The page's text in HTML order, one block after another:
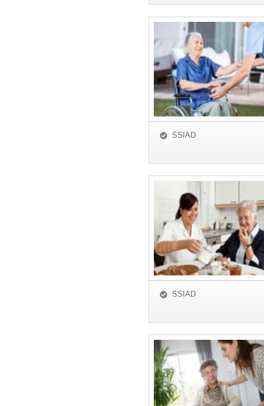
SSIAD
SSIAD